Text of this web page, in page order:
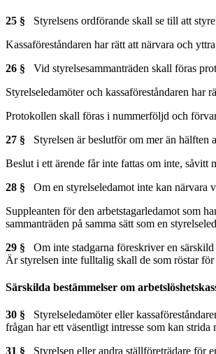
25 § Styrelsens ordförande skall se till att
Kassaföreståndaren har rätt att närvara och
26 § Vid styrelsesammanträden skall föras
Styrelseledamöter och kassaföreståndaren
Protokollen skall föras i nummerföljd och
27 § Styrelsen är beslutför om mer än hälften
Beslut i ett ärende får inte fattas om inte, såvitt
28 § Om en styrelseledamot inte kan närvara
Suppleanten för den arbetstagarledamot som
sammanträden på samma sätt som en
29 § Om inte stadgarna föreskriver en
Är styrelsen inte fulltalig skall de som röstar
Särskilda bestämmelser om
30 § Styrelseledamöter eller
frågan har ett väsentligt intresse som kan
31 § Styrelsen eller andra ställföreträdare för